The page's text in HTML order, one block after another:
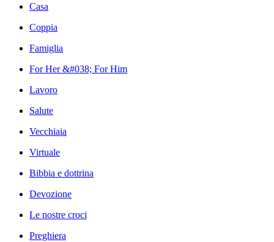
Casa
Coppia
Famiglia
For Her &#038; For Him
Lavoro
Salute
Vecchiaia
Virtuale
Bibbia e dottrina
Devozione
Le nostre croci
Preghiera